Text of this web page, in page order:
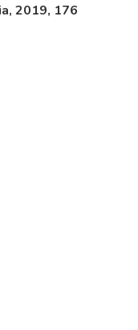
2019, 176